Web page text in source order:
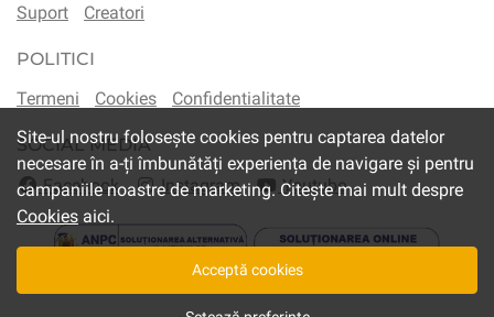
Suport
Creatori
POLITICI
Termeni
Cookies Confidentialitate
SOCIAL MEDIA
Facebook
Instagram Youtube
Site-ul nostru folosește cookies pentru captarea datelor
necesare în a-ți îmbunătăți experiența de navigare și pentru
campaniile noastre de marketing. Citește mai mult despre
Cookies aici.
Acceptă cookies